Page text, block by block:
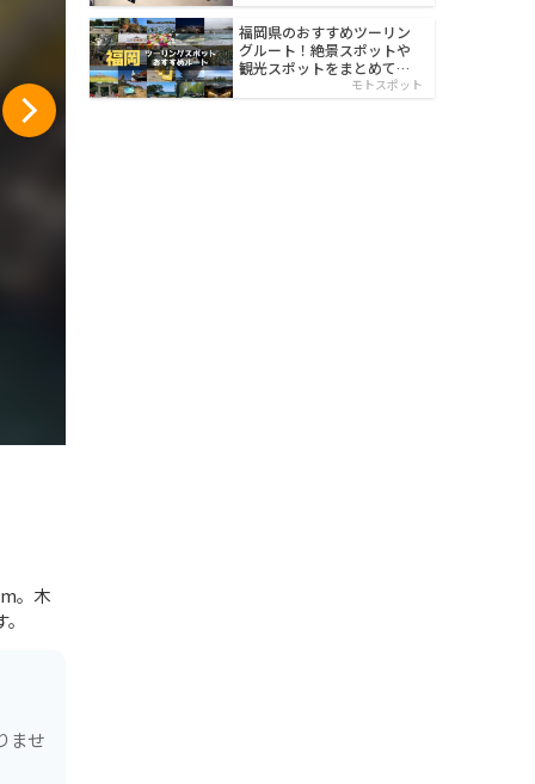
。木
ませ
福岡県のおすすめツーリン
グルート！絶景スポットや
観光スポットをまとめて紹
モトスポット